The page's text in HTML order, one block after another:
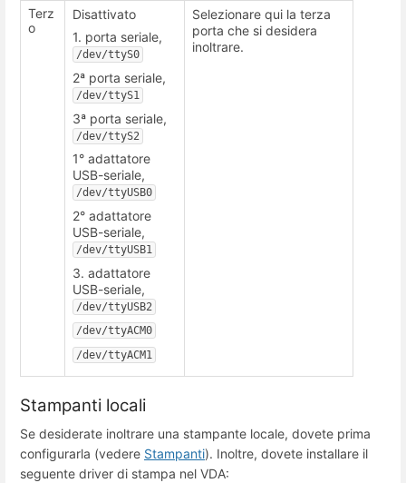
Terz
o
Disattivato
1. porta seriale,
/dev/ttyS0
2ª porta seriale,
/dev/ttyS1
3ª porta seriale,
/dev/ttyS2
1° adattatore
USB-seriale,
/dev/ttyUSB0
2° adattatore
USB-seriale,
/dev/ttyUSB1
3. adattatore
USB-seriale,
/dev/ttyUSB2
/dev/ttyACM0
/dev/ttyACM1
Selezionare qui la terza
porta che si desidera
inoltrare.
Stampanti locali
Se desiderate inoltrare una stampante locale, dovete prima
configurarla (vedere Stampanti). Inoltre, dovete installare il
seguente driver di stampa nel VDA: